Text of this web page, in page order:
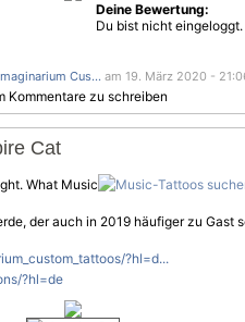
Deine Bewertung:
Du bist nicht eingeloggt.
Cus... am 19. März 2020 -
Kommentare zu schreiben
Cat
What Music
der auch in 2019 häufiger zu Gast
?hl=d...
?hl=de